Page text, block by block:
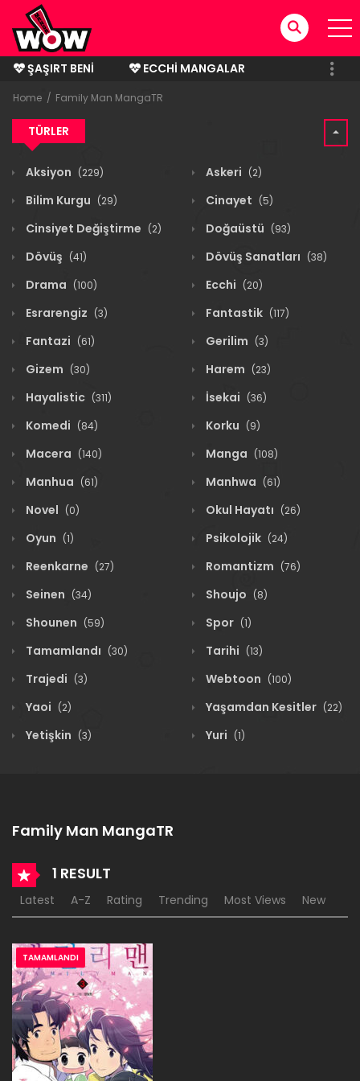
ŞAŞIRT BENI
ECCHI MANGALAR
BITMIŞ MANGALAR
Home Family Man MangaTR
TÜRLER
Aksiyon (229) Askeri (2)
Bilim Kurgu (29) Cinayet (5)
Cinsiyet Değiştirme (2) Doğaüstü (93)
Dövüş (41) Dövüş Sanatları (38)
Drama (100) Ecchi (20)
Esrarengiz (3) Fantastik (117)
Fantazi (61) Gerilim (3)
Gizem (30) Harem (23)
Hayalistic (311) İsekai (36)
Komedi (84) Korku (9)
Macera (140) Manga (108)
Manhua (61) Manhwa (61)
Novel (0) Okul Hayatı (26)
Oyun (1) Psikolojik (24)
Reenkarne (27) Romantizm (76)
Seinen (34) Shoujo (8)
Shounen (59) Spor (1)
Tamamlandı (30) Tarihi (13)
Trajedi (3) Webtoon (100)
Yaoi (2) Yaşamdan Kesitler (22)
Yetişkin (3) Yuri (1)
Family Man MangaTR
1 RESULT
Latest A-Z Rating Trending Most Views New
TAMAMLANDI